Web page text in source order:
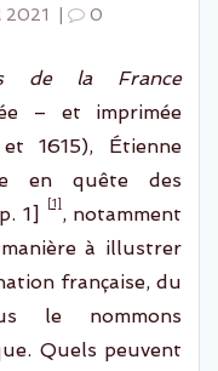
2021 0
de la France
– et imprimée
1615), Étienne
en quête des
1] [1] , notamment
à illustrer
française, du
le nommons
Quels peuvent